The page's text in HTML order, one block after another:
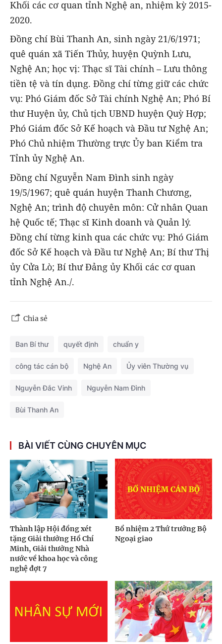
Khối các cơ quan tỉnh Nghệ an, nhiệm kỳ 2015-
2020.
Đồng chí Bùi Thanh An, sinh ngày 21/6/1971;
quê quán xã Tiến Thủy, huyện Quỳnh Lưu,
Nghệ An; học vị: Thạc sĩ Tài chính – Lưu thông
tiền tệ và tín dụng. Đồng chí từng giữ các chức
vụ: Phó Giám đốc Sở Tài chính Nghệ An; Phó Bí
thư Huyện ủy, Chủ tịch UBND huyện Quỳ Hợp;
Phó Giám đốc Sở Kế hoạch và Đầu tư Nghệ An;
Phó Chủ nhiệm Thường trực Ủy ban Kiểm tra
Tỉnh ủy Nghệ An.
Đồng chí Nguyễn Nam Đình sinh ngày
19/5/1967; quê quán huyện Thanh Chương,
Nghệ An; trình độ chuyên môn: Cử nhân Quan
hệ Quốc tế; Thạc sĩ Kinh doanh và Quản lý.
Đồng chí từng kinh qua các chức vụ: Phó Giám
đốc Sở Kế hoạch và Đầu tư Nghệ An; Bí thư Thị
ủy Cửa Lò; Bí thư Đảng ủy Khối các cơ quan
tỉnh Nghệ An./.
Chia sẻ
Ban Bí thư quyết định chuẩn y
công tác cán bộ Nghệ An Ủy viên Thường vụ
Nguyễn Đắc Vinh Nguyễn Nam Đình
Bùi Thanh An
BÀI VIẾT CÙNG CHUYÊN MỤC
Thành lập Hội đồng xét
tặng Giải thưởng Hồ Chí
Minh, Giải thưởng Nhà
nước về khoa học và công
nghệ đợt 7
Bổ nhiệm 2 Thứ trưởng Bộ
Ngoại giao